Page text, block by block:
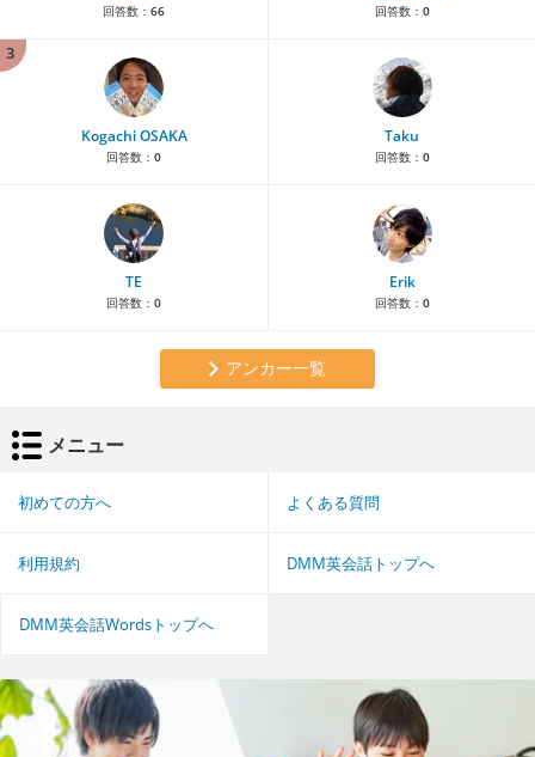
回答数： 66 回答数： 0
3
Kogachi OSAKA
回答数： 0
Taku
回答数： 0
TE
回答数： 0
Erik
回答数： 0
アンカー一覧
メニュー
初めての方へ よくある質問
利用規約 DMM英会話トップへ
DMM英会話Wordsトップへ